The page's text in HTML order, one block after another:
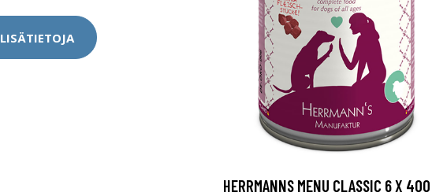
LISÄTIETOJA
HERRMANNS MENU CLASSIC 6 X